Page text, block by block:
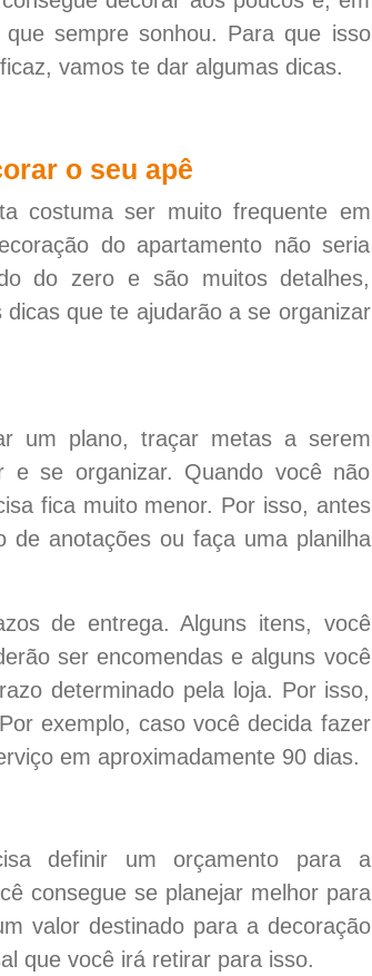
sempre sonhou. Para que isso
vamos te dar algumas dicas.
o seu apê
costuma ser muito frequente em
do apartamento não seria
do zero e são muitos detalhes,
que te ajudarão a se organizar
um plano, traçar metas a serem
e se organizar. Quando você não
fica muito menor. Por isso, antes
de anotações ou faça uma planilha
de entrega. Alguns itens, você
ser encomendas e alguns você
determinado pela loja. Por isso,
exemplo, caso você decida fazer
em aproximadamente 90 dias.
definir um orçamento para a
consegue se planejar melhor para
valor destinado para a decoração
que você irá retirar para isso.